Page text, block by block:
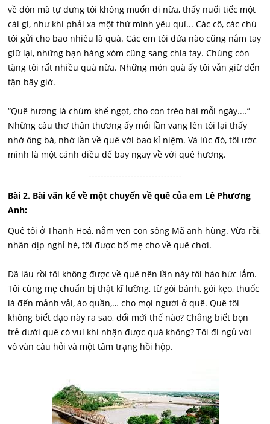
về đón mà tự dưng tôi không muốn đi nữa, thấy nuối tiếc một
cái gì, như khi phải xa một thứ mình yêu quí... Các cô, các chú
tôi gửi cho bao nhiêu là quà. Các em tôi đứa nào cũng nắm tay
giữ lại, những bạn hàng xóm cũng sang chia tay. Chúng còn
tặng tôi rất nhiều quà nữa. Những món quà ấy tôi vẫn giữ đến
tận bây giờ.
“Quê hương là chùm khế ngọt, cho con trèo hái mỗi ngày....”
Những câu thơ thân thương ấy mỗi lần vang lên tôi lại thấy
nhớ ông bà, nhớ lần về quê với bao kỉ niệm. Và lúc đó, tôi ước
mình là một cánh diều để bay ngay về với quê hương.
-------------------------------
Bài 2. Bài văn kể về một chuyến về quê của em Lê Phương
Anh:
Quê tôi ở Thanh Hoá, nằm ven con sông Mã anh hùng. Vừa rồi,
nhân dịp nghỉ hè, tôi được bố mẹ cho về quê chơi.
Đã lâu rồi tôi không được về quê nên lần này tôi háo hức lắm.
Tôi cùng mẹ chuẩn bị thật kĩ lưỡng, từ gói bánh, gói kẹo, thuốc
lá đến mảnh vải, áo quần,… cho mọi người ở quê. Quê tôi
không biết dạo này ra sao, đổi mới thế nào? Chẳng biết bọn
trẻ dưới quê có vui khi nhận được quà không? Tôi đi ngủ với
vô vàn câu hỏi và một tâm trạng hồi hộp.